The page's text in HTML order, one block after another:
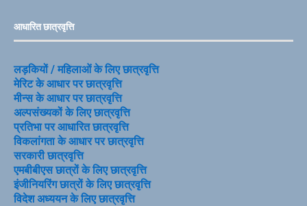
आधारित छात्रवृत्ति
लड़कियों / महिलाओं के लिए छात्रवृत्ति
मेरिट के आधार पर छात्रवृत्ति
मीन्स के आधार पर छात्रवृत्ति
अल्पसंख्यकों के लिए छात्रवृत्ति
प्रतिभा पर आधारित छात्रवृत्ति
विकलांगता के आधार पर छात्रवृत्ति
सरकारी छात्रवृत्ति
एमबीबीएस छात्रों के लिए छात्रवृत्ति
इंजीनियरिंग छात्रों के लिए छात्रवृत्ति
विदेश अध्ययन के लिए छात्रवृत्ति